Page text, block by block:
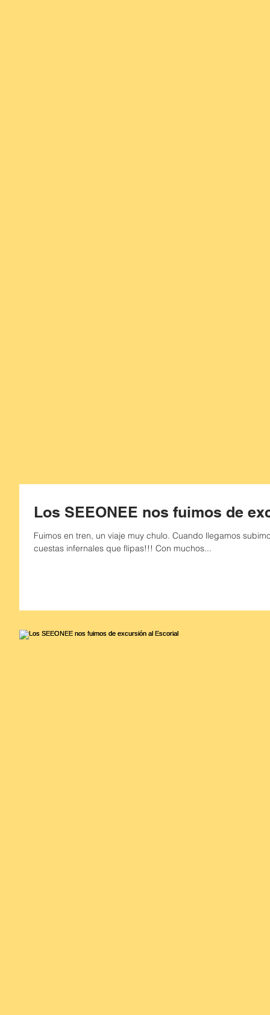
Los SEEONEE nos fuimos de
Fuimos en tren, un viaje muy chulo. Cuando llegamos subimos al pueblo con unas ¡¡¡pedazo de
cuestas infernales que flipas!!! Con muchos...